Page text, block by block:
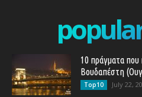
10 πράγματα που
Βουδαπέστη
Top10 July 22,